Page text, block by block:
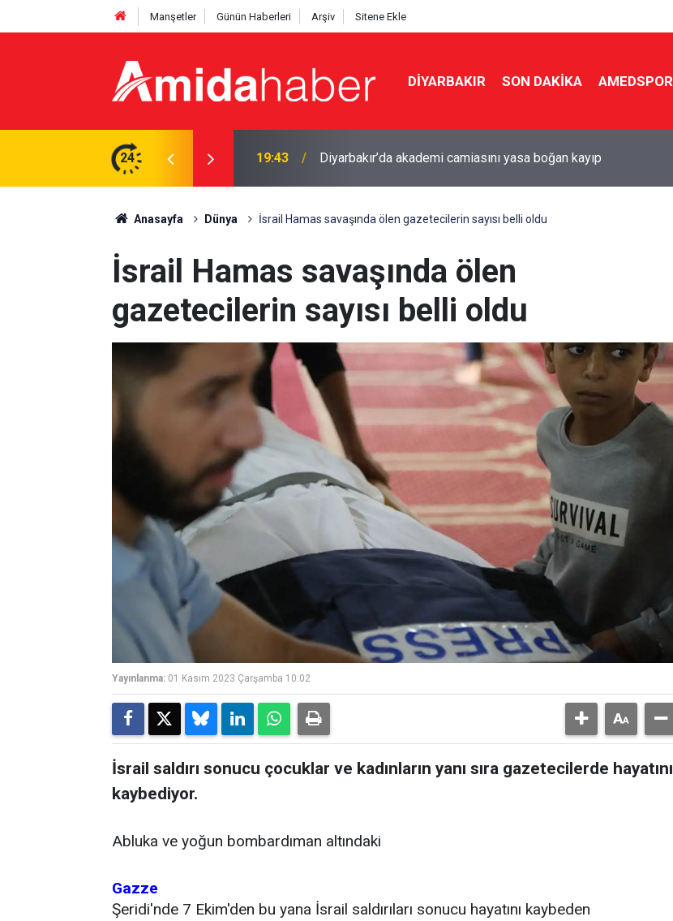
Manşetler Günün Haberleri Arşiv Sitene Ekle
DIYARBAKIR SON DAKIKA AMEDSPOR
24 18:28
hızlandı
Anasayfa Dünya İsrail Hamas savaşında ölen gazetecilerin sayısı belli oldu
İsrail Hamas savaşında ölen
gazetecilerin sayısı belli oldu
Yayınlanma: 01 Kasım 2023 Çarşamba 10:02
İsrail saldırı sonucu çocuklar ve kadınların yanı sıra gazetecilerde hayatını
kaybediyor.
Abluka ve yoğun bombardıman altındaki
Gazze
Şeridi'nde 7 Ekim'den bu yana İsrail saldırıları sonucu hayatını kaybeden